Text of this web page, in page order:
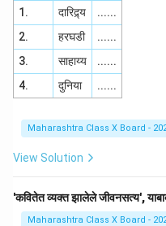
1.
दारिद्र्य
......
2.
हरघडी
......
3.
साहाय्य
......
4.
दुनिया ......
Maharashtra Class X Board -
View Solution
'कवितेत व्यक्त झालेले जीवनसत्य',
Maharashtra Class X Board -